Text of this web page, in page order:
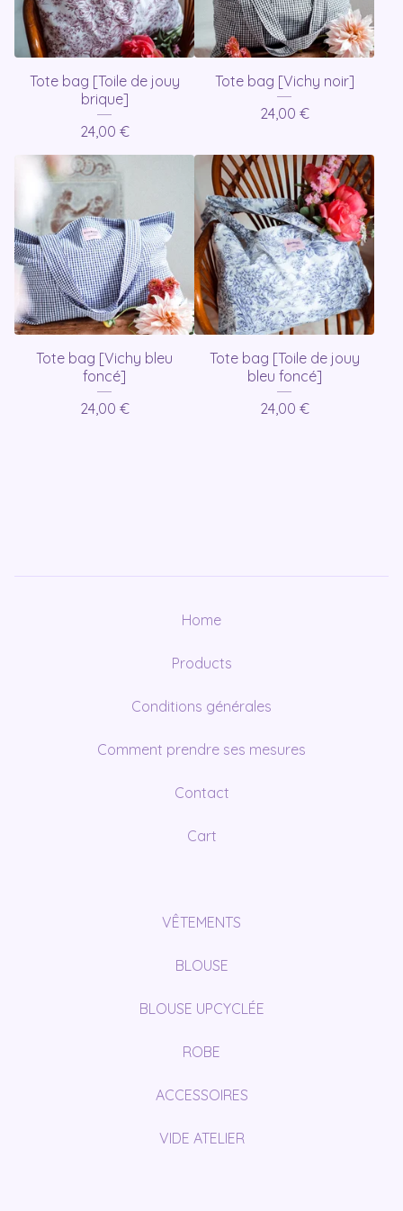
Tote bag [Toile de jouy
brique]
24,00 €
Tote bag [Vichy noir]
24,00 €
Tote bag [Vichy bleu
foncé]
24,00 €
Tote bag [Toile de jouy
bleu foncé]
24,00 €
Home
Products
Conditions générales
Comment prendre ses mesures
Contact
Cart
VÊTEMENTS
BLOUSE
BLOUSE UPCYCLÉE
ROBE
ACCESSOIRES
VIDE ATELIER